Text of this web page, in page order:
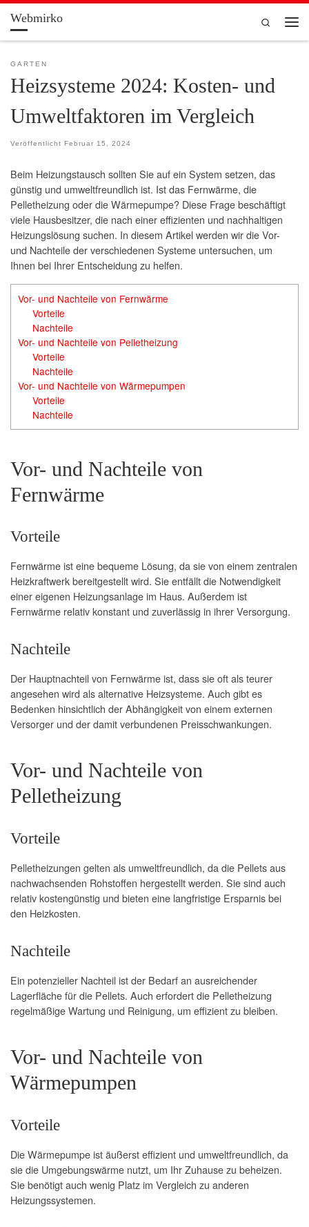
Zum Inhalt springen
Webmirko
Search
GARTEN
Heizsysteme 2024: Kosten- und
Umweltfaktoren im Vergleich
Veröffentlicht Februar 15, 2024
Beim Heizungstausch sollten Sie auf ein System setzen, das
günstig und umweltfreundlich ist. Ist das Fernwärme, die
Pelletheizung oder die Wärmepumpe? Diese Frage beschäftigt
viele Hausbesitzer, die nach einer effizienten und nachhaltigen
Heizungslösung suchen. In diesem Artikel werden wir die Vor-
und Nachteile der verschiedenen Systeme untersuchen, um
Ihnen bei Ihrer Entscheidung zu helfen.
Vor- und Nachteile von Fernwärme
Vorteile
Nachteile
Vor- und Nachteile von Pelletheizung
Vorteile
Nachteile
Vor- und Nachteile von Wärmepumpen
Vorteile
Nachteile
Vor- und Nachteile von
Fernwärme
Vorteile
Fernwärme ist eine bequeme Lösung, da sie von einem zentralen
Heizkraftwerk bereitgestellt wird. Sie entfällt die Notwendigkeit
einer eigenen Heizungsanlage im Haus. Außerdem ist
Fernwärme relativ konstant und zuverlässig in ihrer Versorgung.
Nachteile
Der Hauptnachteil von Fernwärme ist, dass sie oft als teurer
angesehen wird als alternative Heizsysteme. Auch gibt es
Bedenken hinsichtlich der Abhängigkeit von einem externen
Versorger und der damit verbundenen Preisschwankungen.
Vor- und Nachteile von
Pelletheizung
Vorteile
Pelletheizungen gelten als umweltfreundlich, da die Pellets aus
nachwachsenden Rohstoffen hergestellt werden. Sie sind auch
relativ kostengünstig und bieten eine langfristige Ersparnis bei
den Heizkosten.
Nachteile
Ein potenzieller Nachteil ist der Bedarf an ausreichender
Lagerfläche für die Pellets. Auch erfordert die Pelletheizung
regelmäßige Wartung und Reinigung, um effizient zu bleiben.
Vor- und Nachteile von
Wärmepumpen
Vorteile
Die Wärmepumpe ist äußerst effizient und umweltfreundlich, da
sie die Umgebungswärme nutzt, um Ihr Zuhause zu beheizen.
Sie benötigt auch wenig Platz im Vergleich zu anderen
Heizungssystemen.